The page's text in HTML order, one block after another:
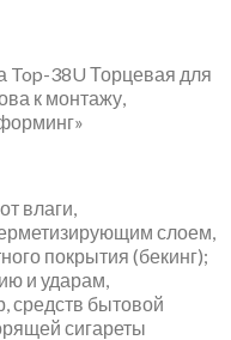
38U Торцевая для
к монтажу,
влаги,
слоем,
покрытия (бекинг);
и ударам,
средств бытовой
сигареты